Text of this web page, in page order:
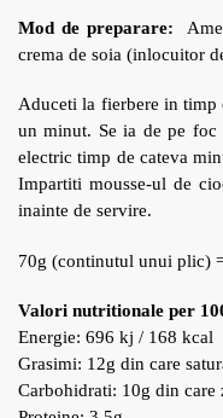
Mod de preparare:
crema de soia (inlocuitor
Aduceti la fierbere in timp
un minut. Se ia de pe
electric timp de cateva
Impartiti mousse-ul de
inainte de servire.
70g (continutul unui plic)
Valori nutritionale per
Energie: 696 kj / 168 kcal
Grasimi: 12g din care
Carbohidrati: 10g din care